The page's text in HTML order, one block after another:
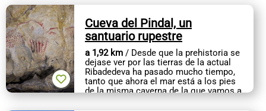
Cueva del Pindal, un
santuario rupestre
a 1,92 km / Desde que la prehistoria se
dejase ver por las tierras de la actual
Ribadedeva ha pasado mucho tiempo,
tanto que ahora el mar está a los pies
de la misma caverna de la que vamos a